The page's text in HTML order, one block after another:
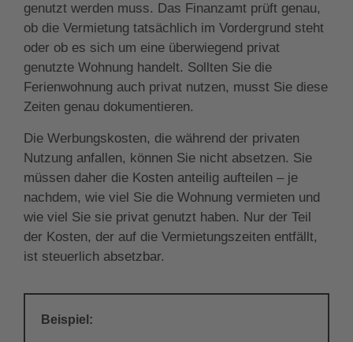
genutzt werden muss. Das Finanzamt prüft genau,
ob die Vermietung tatsächlich im Vordergrund steht
oder ob es sich um eine überwiegend privat
genutzte Wohnung handelt. Sollten Sie die
Ferienwohnung auch privat nutzen, musst Sie diese
Zeiten genau dokumentieren.
Die Werbungskosten, die während der privaten
Nutzung anfallen, können Sie nicht absetzen. Sie
müssen daher die Kosten anteilig aufteilen – je
nachdem, wie viel Sie die Wohnung vermieten und
wie viel Sie sie privat genutzt haben. Nur der Teil
der Kosten, der auf die Vermietungszeiten entfällt,
ist steuerlich absetzbar.
Beispiel: